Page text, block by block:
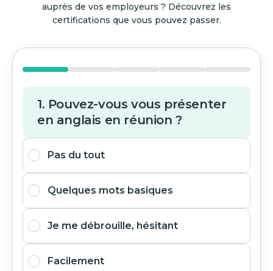
auprès de vos employeurs ? Découvrez les
certifications que vous pouvez passer.
1. Pouvez-vous vous présenter
en anglais en réunion ?
Pas du tout
Quelques mots basiques
Je me débrouille, hésitant
Facilement